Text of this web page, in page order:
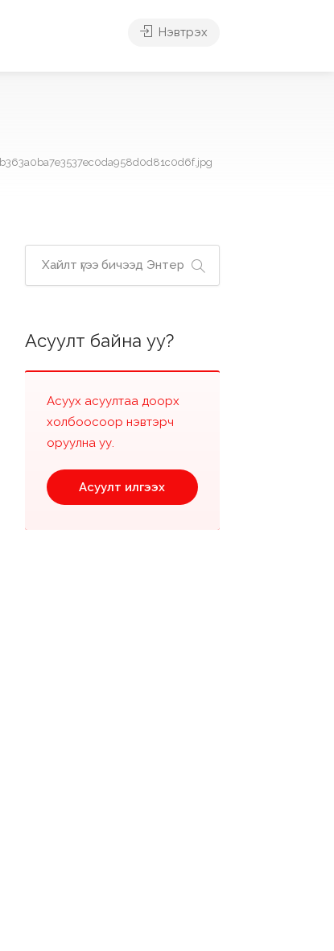
Нэвтрэх
b363a0ba7e3537ec0da958d0d81c0d6f.jpg
Асуулт байна уу?
Асуух асуултаа доорх
холбоосоор нэвтэрч
оруулна уу.
Асуулт илгээх